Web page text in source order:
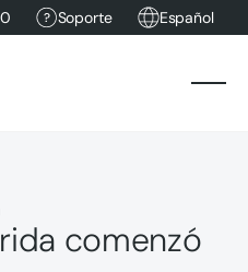
Soporte Español
comenzó